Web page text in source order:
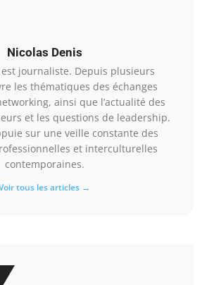
Nicolas Denis
journaliste. Depuis plusieurs
les thématiques des échanges
ainsi que l’actualité des
et les questions de leadership.
sur une veille constante des
et interculturelles
contemporaines.
tous les articles →